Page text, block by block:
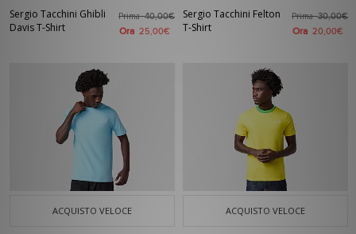
Sergio Tacchini Ghibli
Davis T-Shirt
Prima40,00€
Ora 25,00€
Sergio Tacchini Felton
T-Shirt
Prima30,00€
Ora 20,00€
ACQUISTO VELOCE ACQUISTO VELOCE